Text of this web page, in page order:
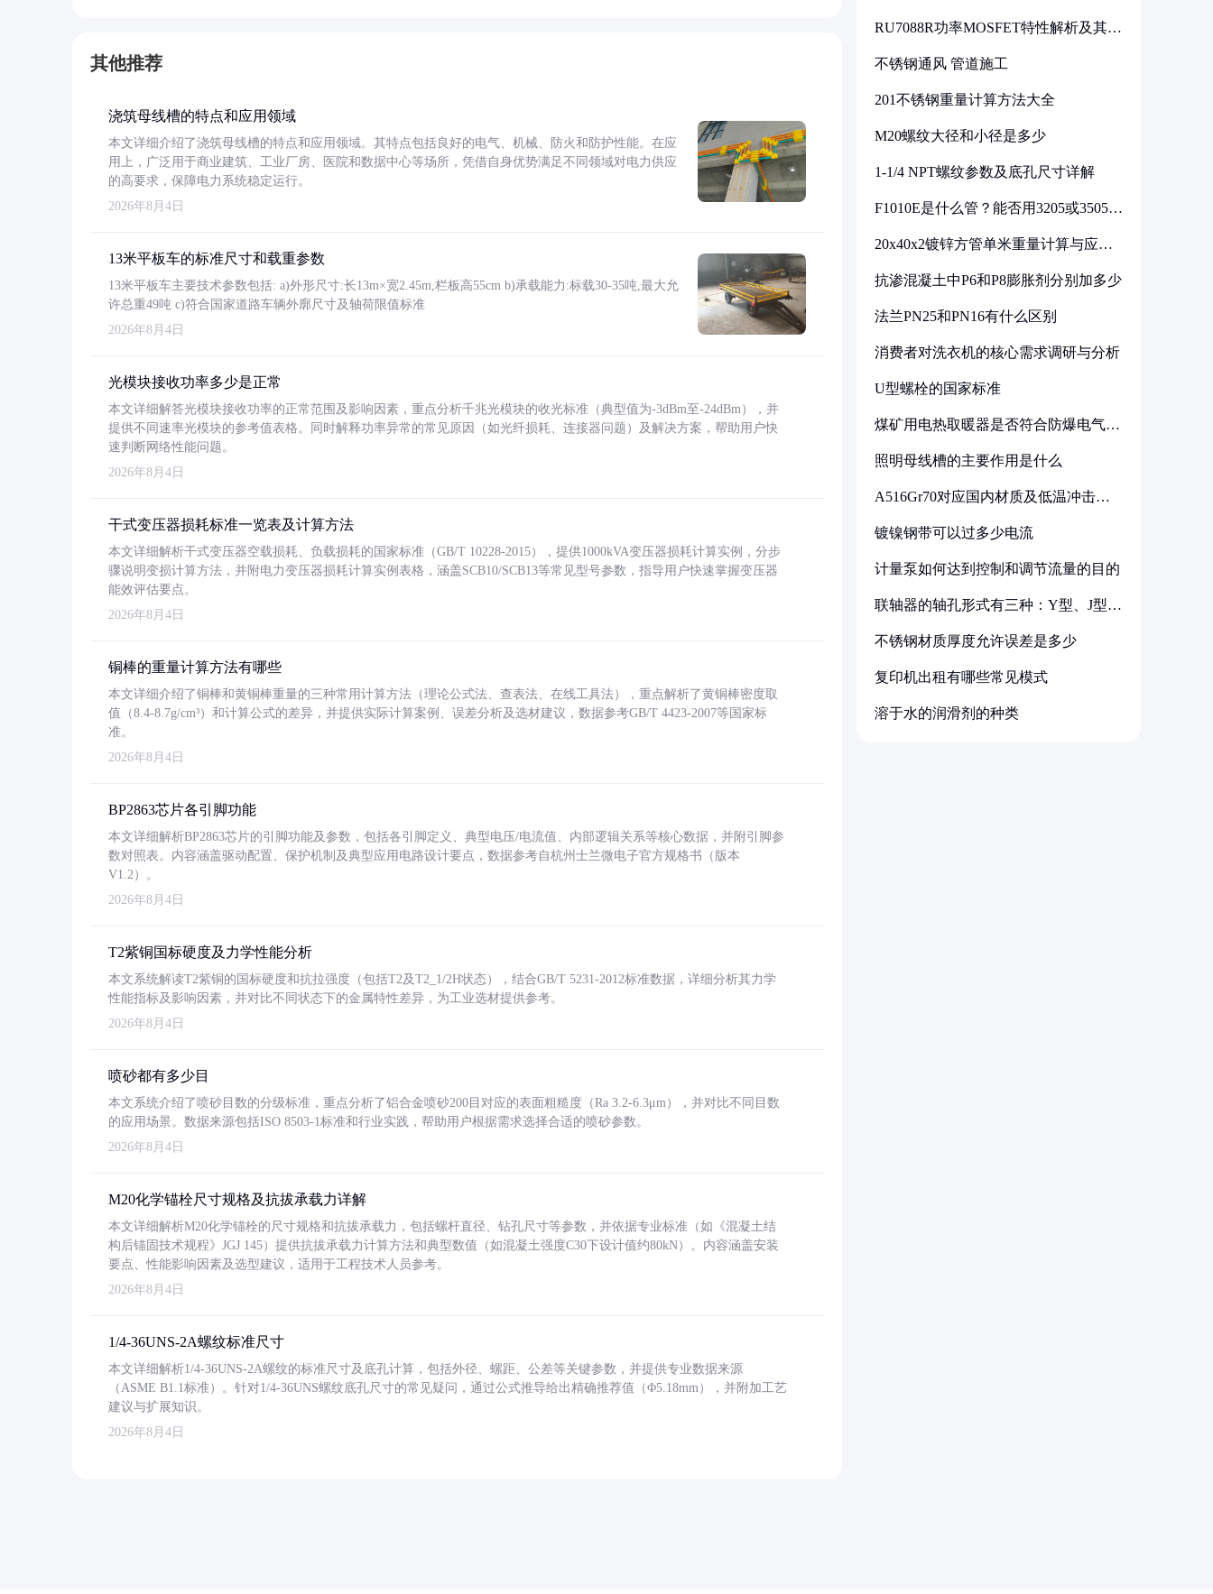
其他推荐
浇筑母线槽的特点和应用领域
本文详细介绍了浇筑母线槽的特点和应用领域。其特点包括良好的电气、机械、防火和防护性能。在应
用上，广泛用于商业建筑、工业厂房、医院和数据中心等场所，凭借自身优势满足不同领域对电力供应
的高要求，保障电力系统稳定运行。
2026年8月4日
13米平板车的标准尺寸和载重参数
13米平板车主要技术参数包括: a)外形尺寸:长13m×宽2.45m,栏板高55cm b)承载能力:标载30-35吨,最大允
许总重49吨 c)符合国家道路车辆外廓尺寸及轴荷限值标准
2026年8月4日
光模块接收功率多少是正常
本文详细解答光模块接收功率的正常范围及影响因素，重点分析千兆光模块的收光标准（典型值为-3dBm至-24dBm），并
提供不同速率光模块的参考值表格。同时解释功率异常的常见原因（如光纤损耗、连接器问题）及解决方案，帮助用户快
速判断网络性能问题。
2026年8月4日
干式变压器损耗标准一览表及计算方法
本文详细解析干式变压器空载损耗、负载损耗的国家标准（GB/T 10228-2015），提供1000kVA变压器损耗计算实例，分步
骤说明变损计算方法，并附电力变压器损耗计算实例表格，涵盖SCB10/SCB13等常见型号参数，指导用户快速掌握变压器
能效评估要点。
2026年8月4日
铜棒的重量计算方法有哪些
本文详细介绍了铜棒和黄铜棒重量的三种常用计算方法（理论公式法、查表法、在线工具法），重点解析了黄铜棒密度取
值（8.4-8.7g/cm³）和计算公式的差异，并提供实际计算案例、误差分析及选材建议，数据参考GB/T 4423-2007等国家标
准。
2026年8月4日
BP2863芯片各引脚功能
本文详细解析BP2863芯片的引脚功能及参数，包括各引脚定义、典型电压/电流值、内部逻辑关系等核心数据，并附引脚参
数对照表。内容涵盖驱动配置、保护机制及典型应用电路设计要点，数据参考自杭州士兰微电子官方规格书（版本
V1.2）。
2026年8月4日
T2紫铜国标硬度及力学性能分析
本文系统解读T2紫铜的国标硬度和抗拉强度（包括T2及T2_1/2H状态），结合GB/T 5231-2012标准数据，详细分析其力学
性能指标及影响因素，并对比不同状态下的金属特性差异，为工业选材提供参考。
2026年8月4日
喷砂都有多少目
本文系统介绍了喷砂目数的分级标准，重点分析了铝合金喷砂200目对应的表面粗糙度（Ra 3.2-6.3μm），并对比不同目数
的应用场景。数据来源包括ISO 8503-1标准和行业实践，帮助用户根据需求选择合适的喷砂参数。
2026年8月4日
M20化学锚栓尺寸规格及抗拔承载力详解
本文详细解析M20化学锚栓的尺寸规格和抗拔承载力，包括螺杆直径、钻孔尺寸等参数，并依据专业标准（如《混凝土结
构后锚固技术规程》JGJ 145）提供抗拔承载力计算方法和典型数值（如混凝土强度C30下设计值约80kN）。内容涵盖安装
要点、性能影响因素及选型建议，适用于工程技术人员参考。
2026年8月4日
1/4-36UNS-2A螺纹标准尺寸
本文详细解析1/4-36UNS-2A螺纹的标准尺寸及底孔计算，包括外径、螺距、公差等关键参数，并提供专业数据来源
（ASME B1.1标准）。针对1/4-36UNS螺纹底孔尺寸的常见疑问，通过公式推导给出精确推荐值（Φ5.18mm），并附加工艺
建议与扩展知识。
2026年8月4日
RU7088R功率MOSFET特性解析及其在
不锈钢通风 管道施工
201不锈钢重量计算方法大全
M20螺纹大径和小径是多少
1-1/4 NPT螺纹参数及底孔尺寸详解
F1010E是什么管？能否用3205或3505代
20x40x2镀锌方管单米重量计算与应用
抗渗混凝土中P6和P8膨胀剂分别加多少
法兰PN25和PN16有什么区别
消费者对洗衣机的核心需求调研与分析
U型螺栓的国家标准
煤矿用电热取暖器是否符合防爆电气设
照明母线槽的主要作用是什么
A516Gr70对应国内材质及低温冲击要
镀镍钢带可以过多少电流
计量泵如何达到控制和调节流量的目的
联轴器的轴孔形式有三种：Y型、J型、
不锈钢材质厚度允许误差是多少
复印机出租有哪些常见模式
溶于水的润滑剂的种类